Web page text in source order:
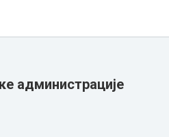
администрације